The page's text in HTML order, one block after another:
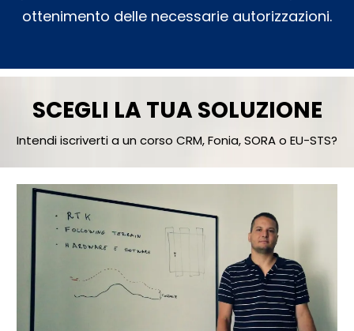
ottenimento delle necessarie autorizzazioni.
SCEGLI LA TUA SOLUZIONE
Intendi iscriverti a un corso CRM, Fonia, SORA o EU-STS?